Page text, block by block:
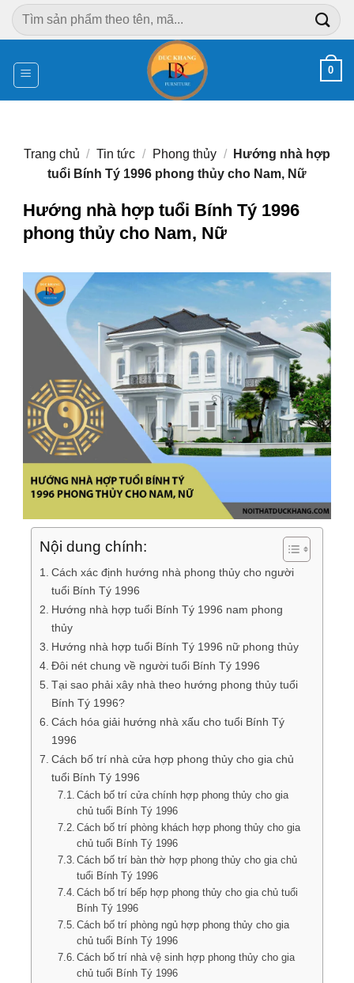
Chuyển
đến
dung
Tìm
kiếm:
0
Trang chủ / Tin tức / Phong thủy /
Hướng nhà hợp
tuổi Bính Tý 1996 phong thủy cho Nam, Nữ
Hướng nhà hợp tuổi Bính Tý 1996
phong thủy cho Nam, Nữ
Nội dung chính:
Cách xác định hướng nhà phong thủy cho người
tuổi Bính Tý 1996
Hướng nhà hợp tuổi Bính Tý 1996 nam phong
thủy
Hướng nhà hợp tuổi Bính Tý 1996 nữ phong thủy
Đôi nét chung về người tuổi Bính Tý 1996
Tại sao phải xây nhà theo hướng phong thủy tuổi
Bính Tý 1996?
Cách hóa giải hướng nhà xấu cho tuổi Bính Tý
1996
Cách bố trí nhà cửa hợp phong thủy cho gia chủ
tuổi Bính Tý 1996
Cách bố trí cửa chính hợp phong thủy cho gia
chủ tuổi Bính Tý 1996
Cách bố trí phòng khách hợp phong thủy cho gia
chủ tuổi Bính Tý 1996
Cách bố trí bàn thờ hợp phong thủy cho gia chủ
tuổi Bính Tý 1996
Cách bố trí bếp hợp phong thủy cho gia chủ tuổi
Bính Tý 1996
Cách bố trí phòng ngủ hợp phong thủy cho gia
chủ tuổi Bính Tý 1996
Cách bố trí nhà vệ sinh hợp phong thủy cho gia
chủ tuổi Bính Tý 1996